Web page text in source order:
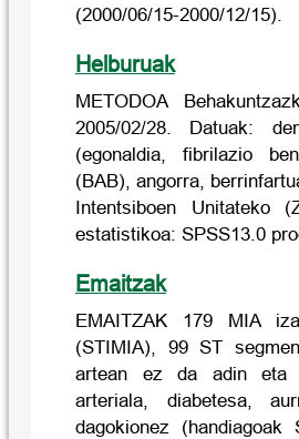
(2000/06/15-2000/12/15).
Helburuak
METODOA
2005/02/28. Datuak:
(egonaldia, fibrilazio
(BAB), angorra,
Intentsiboen Unitateko
estatistikoa: SPSS13.0
Emaitzak
EMAITZAK 179 MIA
(STIMIA), 99 ST
artean ez da adin eta
arteriala, diabetesa,
dagokionez